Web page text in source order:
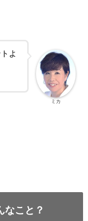
よ
ミカ
なこと？